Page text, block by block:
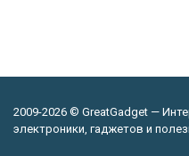
2009-2026 © GreatGadget —
электроники, гаджетов и